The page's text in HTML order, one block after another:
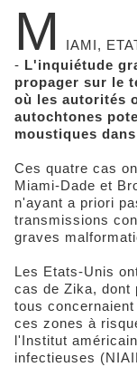
M
IAMI,
- L'inquiétude
propager sur le
où les autorités
autochtones
moustiques
Ces quatre cas
Miami-Dade et
n'ayant a priori
transmissions
graves
Les Etats-Unis
cas de Zika, dont
tous
ces zones à
l'Institut
infectieuses